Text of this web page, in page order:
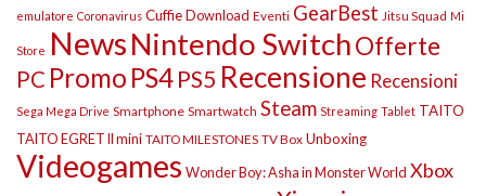
emulatore Coronavirus CuffieDownload Eventi GearBest Jitsu Squad Mi
Store NewsNintendo SwitchOfferte
PC Promo PS4PS5 Recensione Recensioni
Sega Mega Drive Smartphone Smartwatch Steam Streaming Tablet TAITO
TAITO EGRET II mini TAITO MILESTONES TV Box Unboxing
Videogames Wonder Boy: Asha in Monster World Xbox